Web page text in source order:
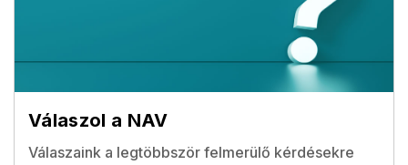
Válaszol a NAV
Válaszaink a legtöbbször felmerülő kérdésekre